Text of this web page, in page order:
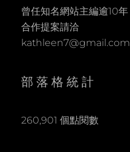
曾任知名網站主編逾10年
合作提案請洽
kathleen7@gmail.com
部落格統計
260,901 個點閱數